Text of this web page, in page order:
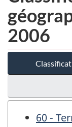
2006
60 -